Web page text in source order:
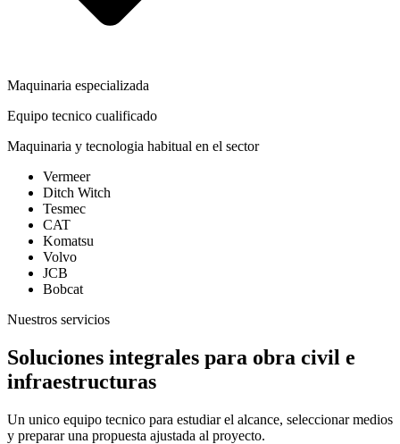
Maquinaria especializada
Equipo tecnico cualificado
Maquinaria y tecnologia habitual en el sector
Vermeer
Ditch Witch
Tesmec
CAT
Komatsu
Volvo
JCB
Bobcat
Nuestros servicios
Soluciones integrales para obra civil e
infraestructuras
Un unico equipo tecnico para estudiar el alcance, seleccionar medios
y preparar una propuesta ajustada al proyecto.